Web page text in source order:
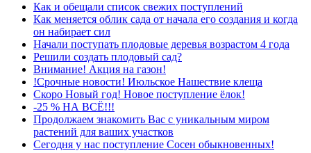
Как и обещали список свежих поступлений
Как меняется облик сада от начала его создания и когда
он набирает сил
Начали поступать плодовые деревья возрастом 4 года
Решили создать плодовый сад?
Внимание! Акция на газон!
!Срочные новости! Июльское Нашествие клеща
Скоро Новый год! Новое поступление ёлок!
-25 % НА ВСЁ!!!
Продолжаем знакомить Вас с уникальным миром
растений для ваших участков
Сегодня у нас поступление Сосен обыкновенных!